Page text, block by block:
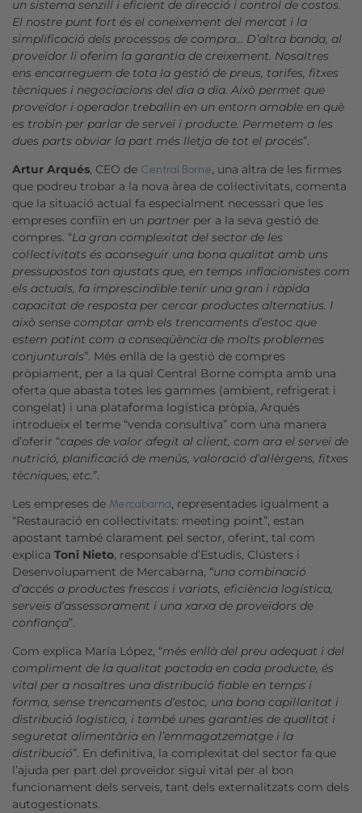
un sistema senzill i eficient de direcció i control de costos.
El nostre punt fort és el coneixement del mercat i la
simplificació dels processos de compra… D’altra banda, al
proveïdor li oferim la garantia de creixement. Nosaltres
ens encarreguem de tota la gestió de preus, tarifes, fitxes
tècniques i negociacions del dia a dia. Això permet que
proveïdor i operador treballin en un entorn amable en què
es trobin per parlar de servei i producte. Permetem a les
dues parts obviar la part més lletja de tot el procés”.
Artur Arqués, CEO de Central Borne, una altra de les firmes
que podreu trobar a la nova àrea de col·lectivitats, comenta
que la situació actual fa especialment necessari que les
empreses confiïn en un partner per a la seva gestió de
compres. “La gran complexitat del sector de les
col·lectivitats és aconseguir una bona qualitat amb uns
pressupostos tan ajustats que, en temps inflacionistes com
els actuals, fa imprescindible tenir una gran i ràpida
capacitat de resposta per cercar productes alternatius. I
això sense comptar amb els trencaments d’estoc que
estem patint com a conseqüència de molts problemes
conjunturals”. Més enllà de la gestió de compres
pròpiament, per a la qual Central Borne compta amb una
oferta que abasta totes les gammes (ambient, refrigerat i
congelat) i una plataforma logística pròpia, Arqués
introdueix el terme “venda consultiva” com una manera
d’oferir “capes de valor afegit al client, com ara el servei de
nutrició, planificació de menús, valoració d’al·lèrgens, fitxes
tècniques, etc.”.
Les empreses de Mercabarna, representades igualment a
“Restauració en col·lectivitats: meeting point”, estan
apostant també clarament pel sector, oferint, tal com
explica Toni Nieto, responsable d’Estudis, Clústers i
Desenvolupament de Mercabarna, “una combinació
d’accés a productes frescos i variats, eficiència logística,
serveis d’assessorament i una xarxa de proveïdors de
confiança”.
Com explica María López, “més enllà del preu adequat i del
compliment de la qualitat pactada en cada producte, és
vital per a nosaltres una distribució fiable en temps i
forma, sense trencaments d’estoc, una bona capil·laritat i
distribució logística, i també unes garanties de qualitat i
seguretat alimentària en l’emmagatzematge i la
distribució”. En definitiva, la complexitat del sector fa que
l’ajuda per part del proveïdor sigui vital per al bon
funcionament dels serveis, tant dels externalitzats com dels
autogestionats.